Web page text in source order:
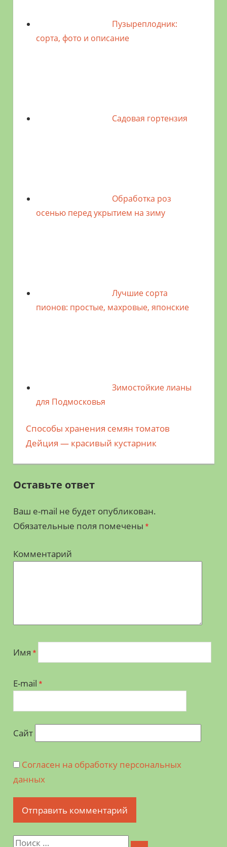
Пузыреплодник:
сорта, фото и описание
Садовая гортензия
Обработка роз
осенью перед укрытием на зиму
Лучшие сорта
пионов: простые, махровые, японские
Зимостойкие лианы
для Подмосковья
Навигация
по
записям
Предыдущая
запись;
Способы хранения семян томатов
Следующая
Дейция — красивый кустарник
Оставьте ответ
Ваш e-mail не будет опубликован.
Обязательные поля помечены *
Комментарий
Имя *
E-mail *
Сайт
Согласен на обработку персональных
данных